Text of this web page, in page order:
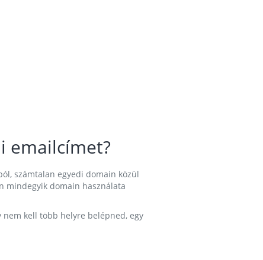
emailcímet?
számtalan egyedi domain közül
mindegyik domain használata
kell több helyre belépned, egy